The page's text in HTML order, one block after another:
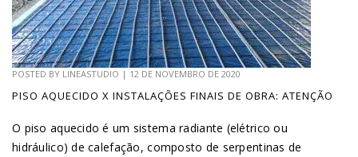
POSTED BY LINEASTUDIO | 12 DE NOVEMBRO DE 2020
PISO AQUECIDO X INSTALAÇÕES FINAIS DE OBRA: ATENÇÃO
O piso aquecido é um sistema radiante (elétrico ou
hidráulico) de calefação, composto de serpentinas de